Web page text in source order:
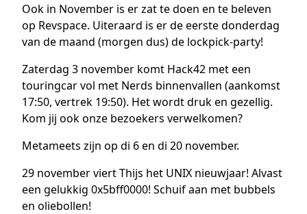
Ook in November is er zat te doen en te beleven
op Revspace. Uiteraard is er de eerste donderdag
van de maand (morgen dus) de lockpick-party!
Zaterdag 3 november komt Hack42 met een
touringcar vol met Nerds binnenvallen (aankomst
17:50, vertrek 19:50). Het wordt druk en gezellig.
Kom jij ook onze bezoekers verwelkomen?
Metameets zijn op di 6 en di 20 november.
29 november viert Thijs het UNIX nieuwjaar! Alvast
een gelukkig 0x5bff0000! Schuif aan met bubbels
en oliebollen!